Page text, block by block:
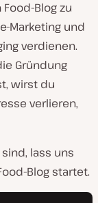
Blog zu
Marketing und
verdienen.
Gründung
wirst du
verlieren,
lass uns
Blog startet.